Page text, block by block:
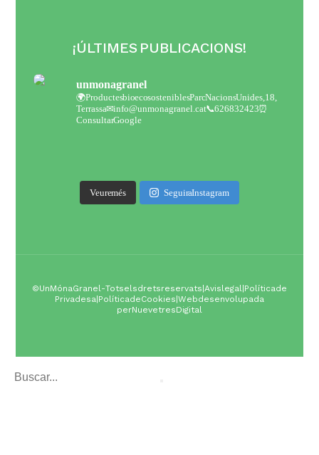
¡ÚLTIMES PUBLICACIONS!
unmonagranel
🌍Productes bio eco sosteniblesParc Nacions Unides,18,
Terrassa✉ info@unmonagranel.cat📞 626832423⏰
Consultar Google
Veure més Seguir a Instagram
© Un Món a Granel - Tots els drets reservats | Avis legal Política de
Privadesa Política de Cookies | Web desenvolupada
perNuevetres Digital